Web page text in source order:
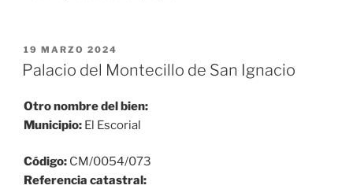
PUBLICADO
EL
19 MARZO 2024
Palacio del Montecillo de San Ignacio
Otro nombre del bien:
Municipio: El Escorial
Código: CM/0054/073
Referencia catastral: